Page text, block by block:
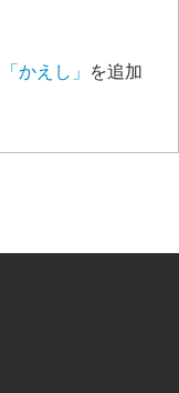
「かえし」
を追加